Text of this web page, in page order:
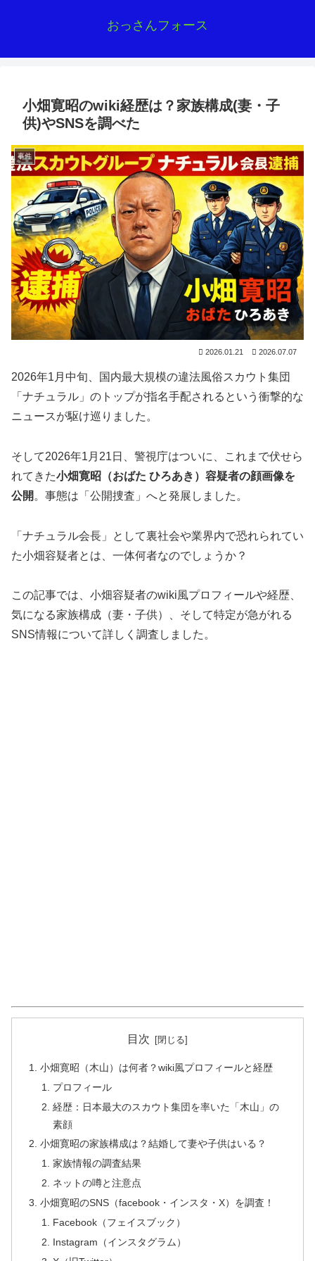
おっさんフォース
小畑寛昭のwiki経歴は？家族構成(妻・子
供)やSNSを調べた
事件
2026.01.21 2026.07.07
2026年1月中旬、国内最大規模の違法風俗スカウト集団
「ナチュラル」のトップが指名手配されるという衝撃的な
ニュースが駆け巡りました。
そして2026年1月21日、警視庁はついに、これまで伏せら
れてきた小畑寛昭（おばた ひろあき）容疑者の顔画像を
公開 。事態は「公開捜査」へと発展しました。
「ナチュラル会長」として裏社会や業界内で恐れられてい
た小畑容疑者とは、一体何者なのでしょうか？
この記事では、小畑容疑者のwiki風プロフィールや経歴、
気になる家族構成（妻・子供）、そして特定が急がれる
SNS情報について詳しく調査しました。
目次
小畑寛昭（木山）は何者？wiki風プロフィールと経歴
プロフィール
経歴：日本最大のスカウト集団を率いた「木山」の
素顔
小畑寛昭の家族構成は？結婚して妻や子供はいる？
家族情報の調査結果
ネットの噂と注意点
小畑寛昭のSNS（facebook・インスタ・X）を調査！
Facebook（フェイスブック）
Instagram（インスタグラム）